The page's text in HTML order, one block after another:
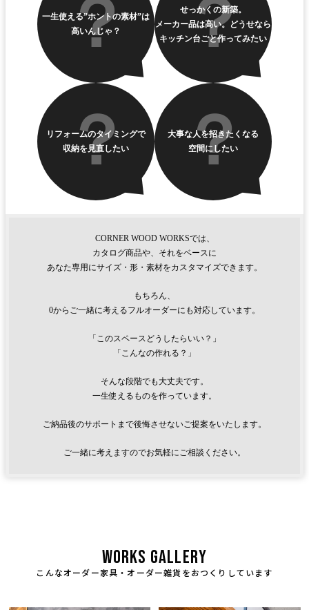
一生使える”ホントの素材”は
高いんじゃ？
せっかくの新築。
メーカー品は高い。どうせなら
キッチン台ごと作ってみたい
リフォームのタイミングで
収納を見直したい
大事な人を招きたくなる
空間にしたい
CORNER WOOD WORKSでは、
カタログ商品や、それをベースに
あなた専用にサイズ・形・素材をカスタマイズできます。
もちろん、
0からご一緒に考えるフルオーダーにも対応しています。
「このスペースどうしたらいい？」
「こんなの作れる？」
そんな段階でも大丈夫です。
一生使えるものを作っています。
ご納品後のサポートまで後悔させないご提案をいたします。
ご一緒に考えますのでお気軽にご相談ください。
WORKS GALLERY
こんなオーダー家具・オーダー雑貨をおつくりしています